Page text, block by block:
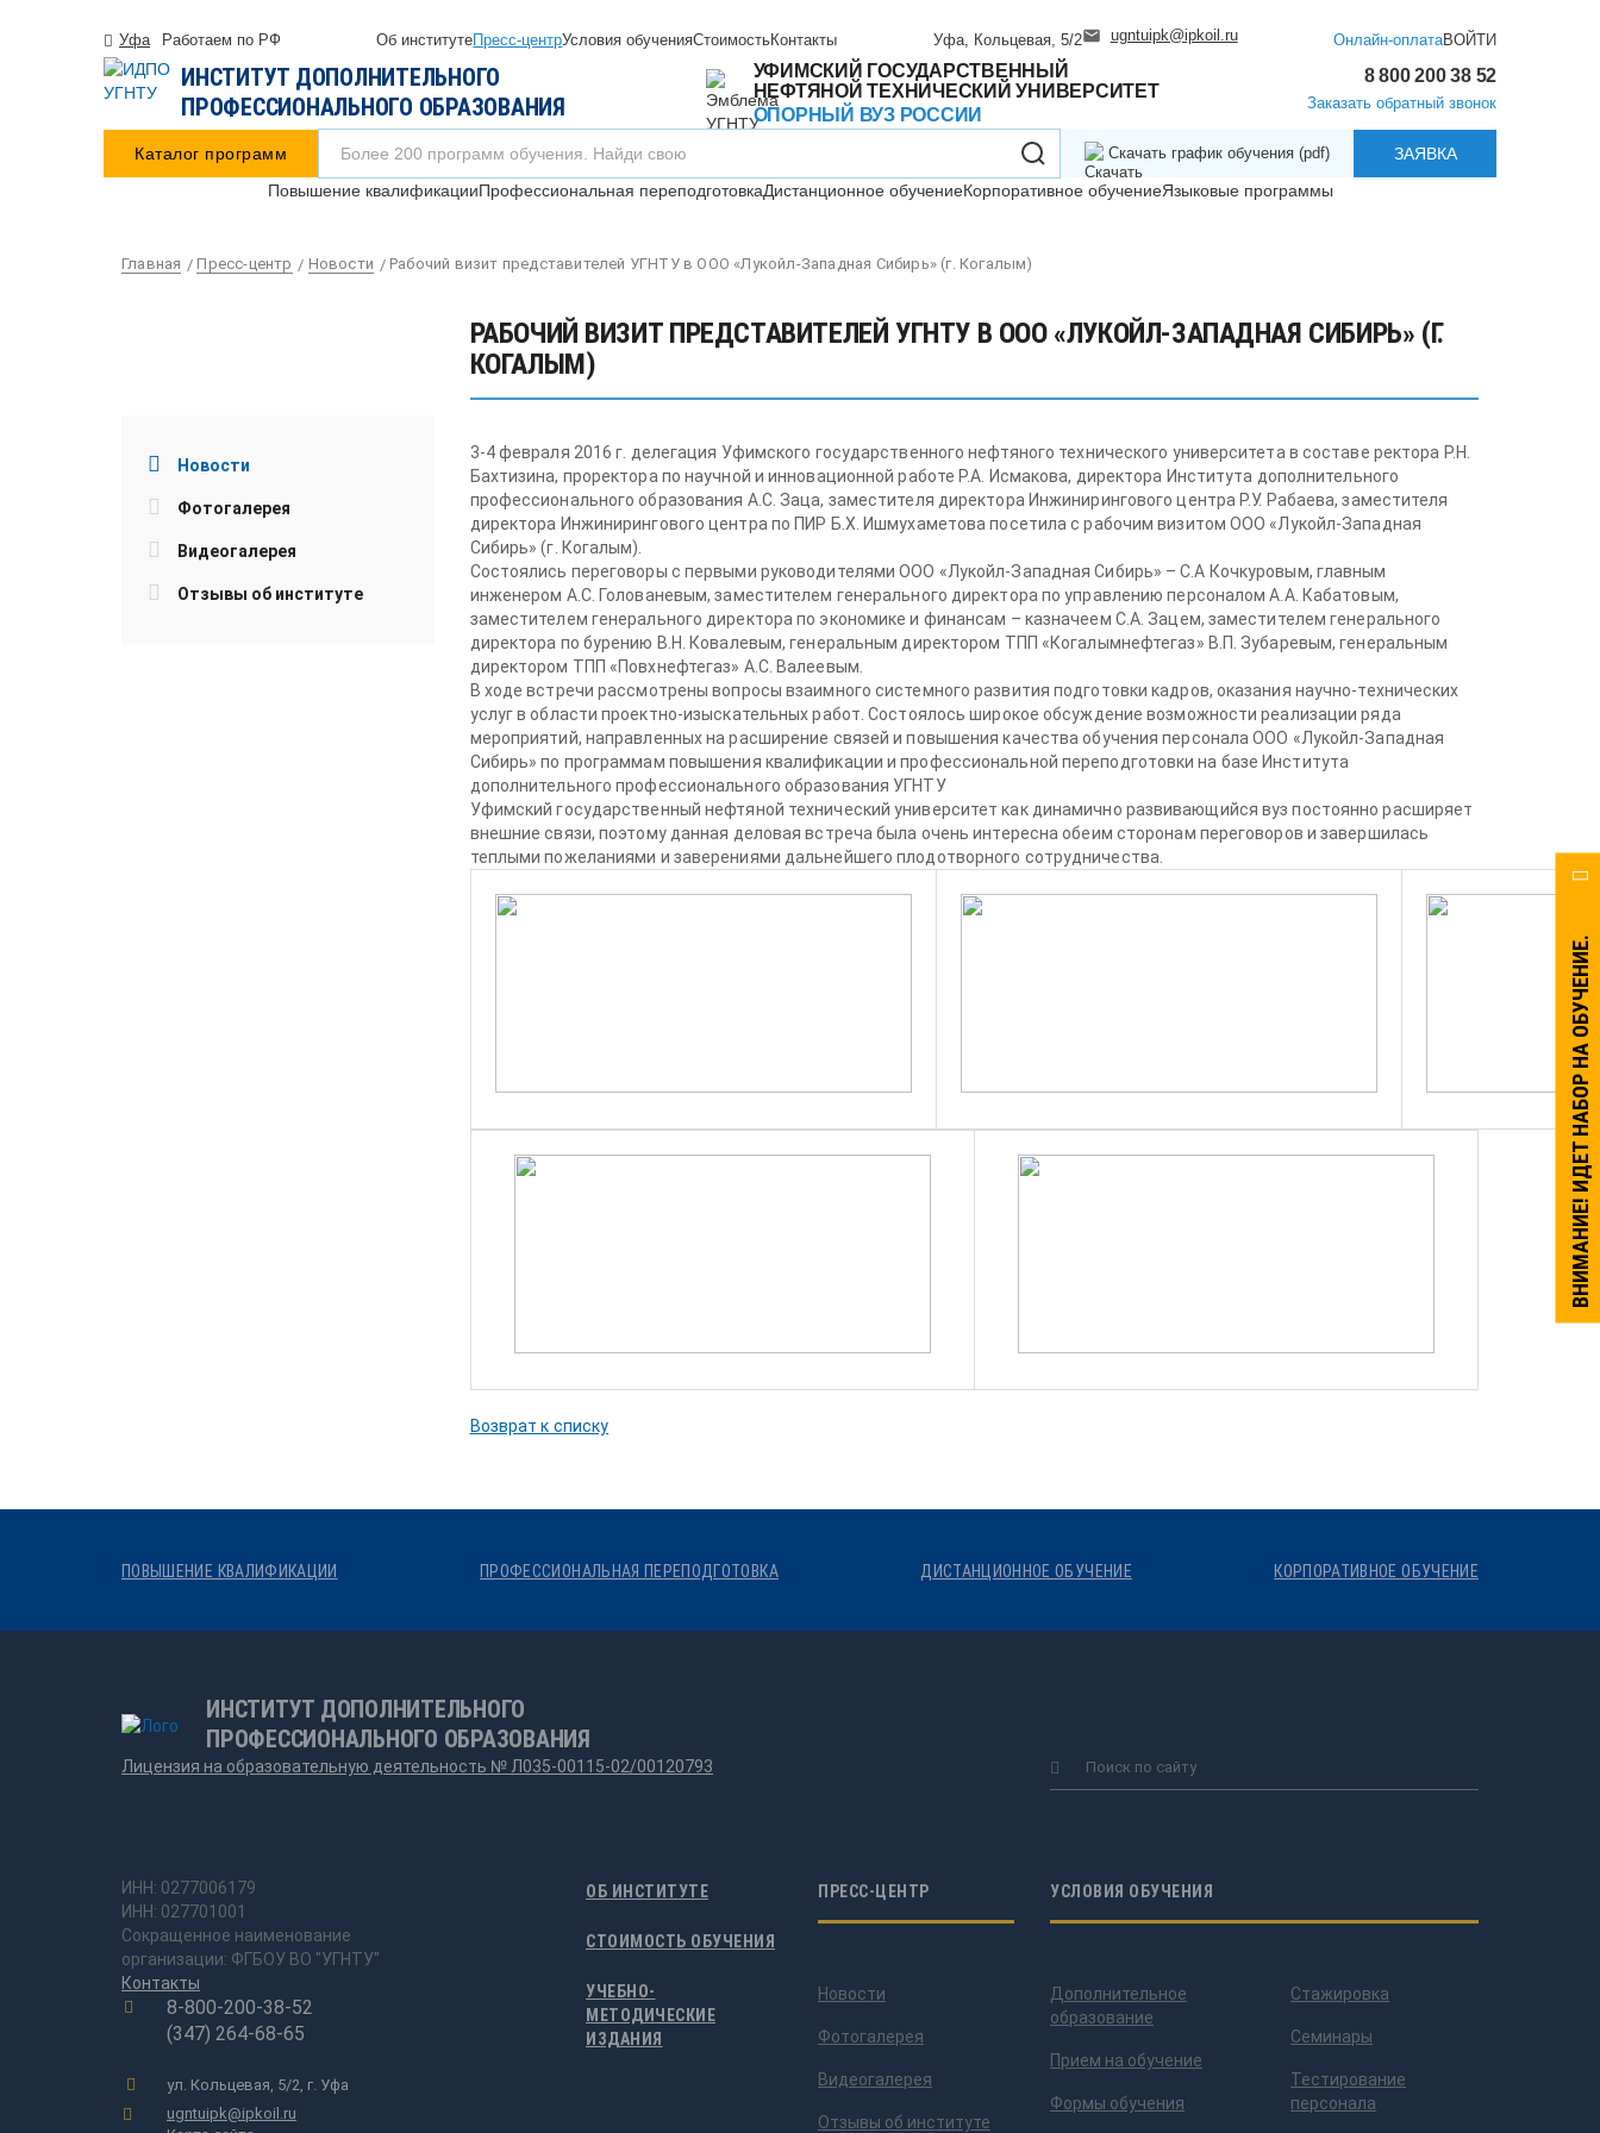
ВНИМАНИЕ! ИДЕТ НАБОР НА ОБУЧЕНИЕ.
Уфа Работаем по РФ Об институтеПресс-центрУсловия обученияСтоимостьКонтакты Уфа, Кольцевая, 5/2 ugntuipk@ipkoil.ru Онлайн-оплатаВОЙТИ
ИНСТИТУТ ДОПОЛНИТЕЛЬНОГО
ПРОФЕССИОНАЛЬНОГО ОБРАЗОВАНИЯ
УФИМСКИЙ ГОСУДАРСТВЕННЫЙ
НЕФТЯНОЙ ТЕХНИЧЕСКИЙ УНИВЕРСИТЕТ
ОПОРНЫЙ ВУЗ РОССИИ
8 800 200 38 52
Заказать обратный звонок
Каталог программ Скачать график обучения (pdf)
ЗАЯВКА
Повышение квалификацииПрофессиональная переподготовкаДистанционное обучениеКорпоративное обучениеЯзыковые программы
Главная Пресс-центр Новости Рабочий визит представителей УГНТУ в ООО «Лукойл-Западная Сибирь» (г. Когалым)
Новости
Фотогалерея
Видеогалерея
Отзывы об институте
РАБОЧИЙ ВИЗИТ ПРЕДСТАВИТЕЛЕЙ УГНТУ В ООО «ЛУКОЙЛ-ЗАПАДНАЯ СИБИРЬ» (Г.
КОГАЛЫМ)
3-4 февраля 2016 г. делегация Уфимского государственного нефтяного технического университета в составе ректора Р.Н.
Бахтизина, проректора по научной и инновационной работе Р.А. Исмакова, директора Института дополнительного
профессионального образования А.С. Заца, заместителя директора Инжинирингового центра Р.У. Рабаева, заместителя
директора Инжинирингового центра по ПИР Б.Х. Ишмухаметова посетила с рабочим визитом ООО «Лукойл-Западная
Сибирь» (г. Когалым).
Состоялись переговоры с первыми руководителями ООО «Лукойл-Западная Сибирь» – С.А Кочкуровым, главным
инженером А.С. Голованевым, заместителем генерального директора по управлению персоналом А.А. Кабатовым,
заместителем генерального директора по экономике и финансам – казначеем С.А. Зацем, заместителем генерального
директора по бурению В.Н. Ковалевым, генеральным директором ТПП «Когалымнефтегаз» В.П. Зубаревым, генеральным
директором ТПП «Повхнефтегаз» А.С. Валеевым.
В ходе встречи рассмотрены вопросы взаимного системного развития подготовки кадров, оказания научно-технических
услуг в области проектно-изыскательных работ. Состоялось широкое обсуждение возможности реализации ряда
мероприятий, направленных на расширение связей и повышения качества обучения персонала ООО «Лукойл-Западная
Сибирь» по программам повышения квалификации и профессиональной переподготовки на базе Института
дополнительного профессионального образования УГНТУ
Уфимский государственный нефтяной технический университет как динамично развивающийся вуз постоянно расширяет
внешние связи, поэтому данная деловая встреча была очень интересна обеим сторонам переговоров и завершилась
теплыми пожеланиями и заверениями дальнейшего плодотворного сотрудничества.
Возврат к списку
ПОВЫШЕНИЕ КВАЛИФИКАЦИИ ПРОФЕССИОНАЛЬНАЯ ПЕРЕПОДГОТОВКА ДИСТАНЦИОННОЕ ОБУЧЕНИЕ КОРПОРАТИВНОЕ ОБУЧЕНИЕ
ИНСТИТУТ ДОПОЛНИТЕЛЬНОГО
ПРОФЕССИОНАЛЬНОГО ОБРАЗОВАНИЯ
Лицензия на образовательную деятельность № Л035-00115-02/00120793
ИНН: 0277006179
ИНН: 027701001
Сокращенное наименование
организации: ФГБОУ ВО "УГНТУ"
Контакты
8-800-200-38-52
(347) 264-68-65
ул. Кольцевая, 5/2, г. Уфа
ugntuipk@ipkoil.ru
ОБ ИНСТИТУТЕ
СТОИМОСТЬ ОБУЧЕНИЯ
УЧЕБНО-
МЕТОДИЧЕСКИЕ
ИЗДАНИЯ
ПРЕСС-ЦЕНТР
Новости
Фотогалерея
Видеогалерея
Отзывы об институте
УСЛОВИЯ ОБУЧЕНИЯ
Дополнительное
образование
Прием на обучение
Формы обучения
Стажировка
Семинары
Тестирование
персонала